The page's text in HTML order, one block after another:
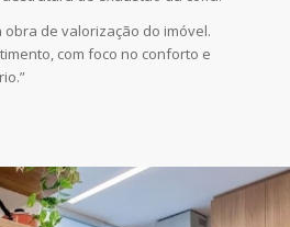
obra de valorização do imóvel.
com foco no conforto e